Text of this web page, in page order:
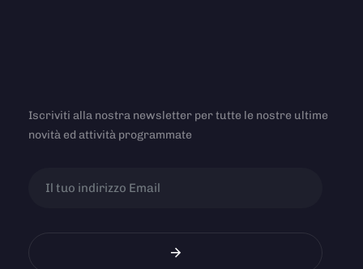
Iscriviti alla nostra newsletter per tutte le nostre ultime
novità ed attività programmate